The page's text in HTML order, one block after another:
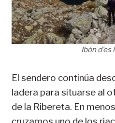
Ibón d’es
El sendero continúa
ladera para situarse al
de la Ribereta. En